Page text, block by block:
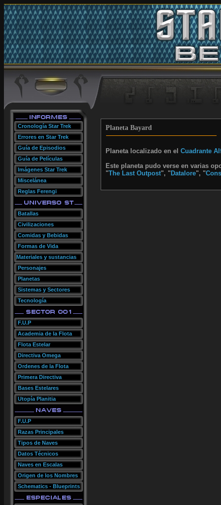
Cronología Star Trek
Errores en Star Trek
Guía de Episodios
Guía de Películas
Imágenes Star Trek
Miscelánea
Reglas Ferengi
Batallas
Civilizaciones
Comidas y Bebidas
Formas de Vida
Materiales y sustancias
Personajes
Planetas
Sistemas y Sectores
Tecnología
F.U.P
Academia de la Flota
Flota Estelar
Directiva Omega
Ordenes de la Flota
Primera Directiva
Bases Estelares
Utopía Planitia
F.U.P
Razas Principales
Tipos de Naves
Datos Técnicos
Naves en Escalas
Origen de los Nombres
Schematics - Blueprints
Planeta Bayard
Planeta localizado en elCuadrante
Este planeta pudo verse en varias
"The Last Outpost", "Datalore", "